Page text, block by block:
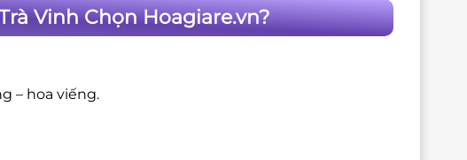
Vinh Chọn Hoagiare.vn?
– hoa viếng.